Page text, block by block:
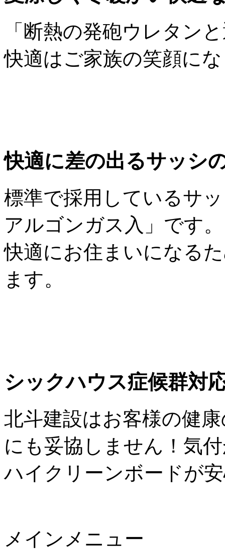
「断熱の発砲ウレタン
快適はご家族の笑顔に
快適に差の出るサッシ
標準で採用しているサ
アルゴンガス入」です。
快適にお住まいになる
ます。
シックハウス症候群対
北斗建設はお客様の健
にも妥協しません！気
ハイクリーンボードが
メインメニュー